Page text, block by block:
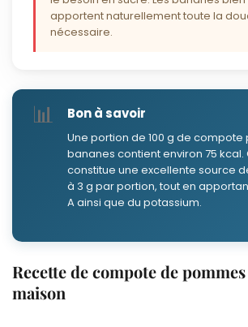
apportent naturellement toute la
nécessaire.
📊 Bon à savoir
Une portion de 100 g de compote
bananes contient environ 75
constitue une excellente source
à 3 g par portion, tout en
A ainsi que du potassium.
Recette de compote de
maison